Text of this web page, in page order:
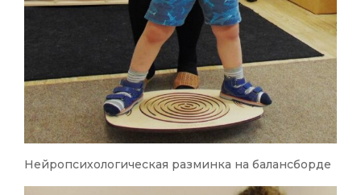
Нейропсихологическая разминка на балансборде